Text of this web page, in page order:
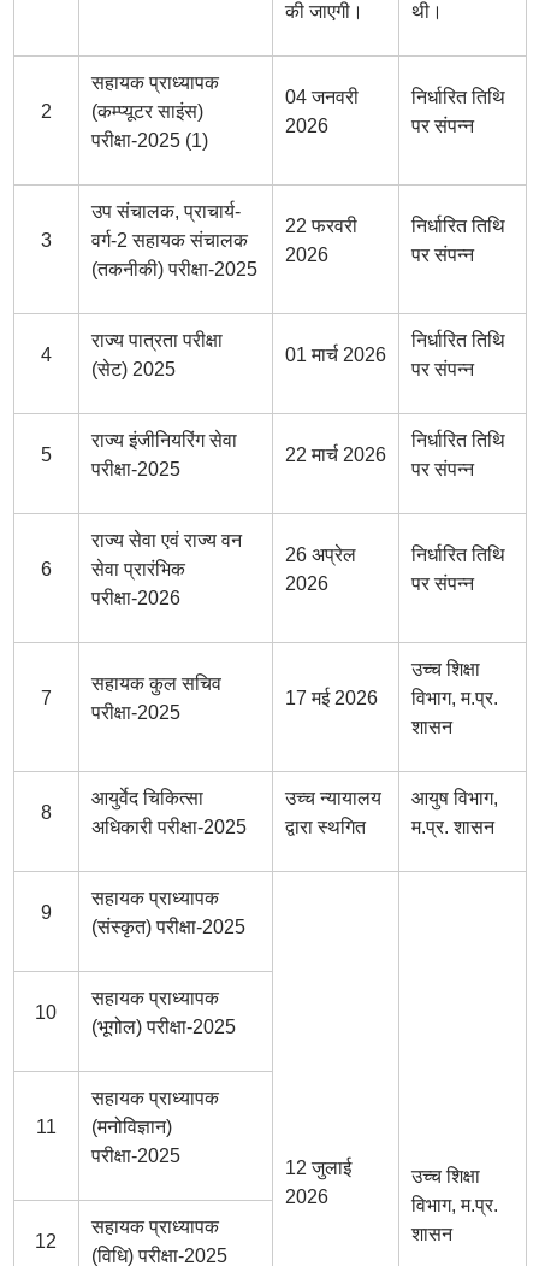
की जाएगी।
थी।
2
सहायक प्राध्यापक
(कम्प्यूटर साइंस)
परीक्षा-2025 (1)
04 जनवरी
2026
निर्धारित तिथि
पर संपन्न
3
उप संचालक, प्राचार्य-
वर्ग-2 सहायक संचालक
(तकनीकी) परीक्षा-2025
22 फरवरी
2026
निर्धारित तिथि
पर संपन्न
4
राज्य पात्रता परीक्षा
(सेट) 2025
01 मार्च 2026
निर्धारित तिथि
पर संपन्न
5
राज्य इंजीनियरिंग सेवा
परीक्षा-2025
22 मार्च 2026
निर्धारित तिथि
पर संपन्न
6
राज्य सेवा एवं राज्य वन
सेवा प्रारंभिक
परीक्षा-2026
26 अप्रेल
2026
निर्धारित तिथि
पर संपन्न
7
सहायक कुल सचिव
परीक्षा-2025
17 मई 2026
उच्च शिक्षा
विभाग, म.प्र.
शासन
8
आयुर्वेद चिकित्सा
अधिकारी परीक्षा-2025
उच्च न्यायालय
द्वारा स्थगित
आयुष विभाग,
म.प्र. शासन
9
सहायक प्राध्यापक
(संस्कृत) परीक्षा-2025
12 जुलाई
2026
उच्च शिक्षा
विभाग, म.प्र.
शासन
10
सहायक प्राध्यापक
(भूगोल) परीक्षा-2025
11
सहायक प्राध्यापक
(मनोविज्ञान)
परीक्षा-2025
12
सहायक प्राध्यापक
(विधि) परीक्षा-2025